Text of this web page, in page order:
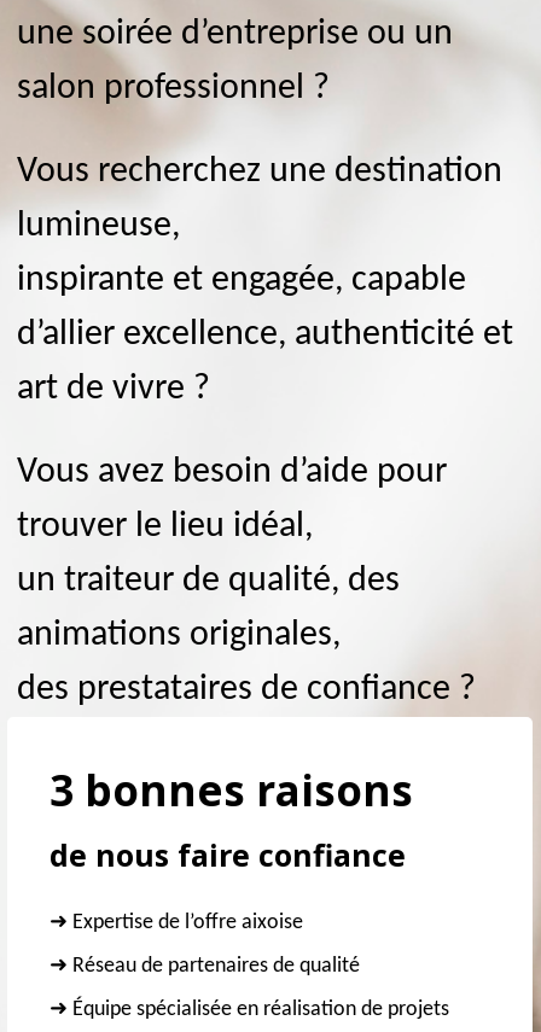
une soirée d’entreprise ou un
salon professionnel ?
Vous recherchez une destination
lumineuse,
inspirante et engagée, capable
d’allier excellence, authenticité et
art de vivre ?
Vous avez besoin d’aide pour
trouver le lieu idéal,
un traiteur de qualité, des
animations originales,
des prestataires de confiance ?
3 bonnes raisons
de nous faire confiance
➜ Expertise de l’offre aixoise
➜ Réseau de partenaires de qualité
➜ Équipe spécialisée en réalisation de projets